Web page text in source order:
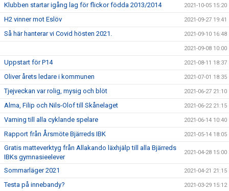
Klubben startar igång lag för flickor födda 2013/2014 2021-10-05 15:20
H2 vinner mot Eslöv 2021-09-27 19:41
Så här hanterar vi Covid hösten 2021. 2021-09-10 16:48
2021-09-08 10:00
Uppstart för P14 2021-08-11 18:37
Oliver årets ledare i kommunen 2021-07-01 18:35
Tjejveckan var rolig, mysig och blöt 2021-06-27 21:10
Alma, Filip och Nils-Olof till Skånelaget 2021-06-22 21:15
Varning till alla cyklande spelare 2021-06-14 10:40
Rapport från Årsmöte Bjärreds IBK 2021-05-14 18:05
Gratis matteverktyg från Allakando läxhjälp till alla Bjärreds
IBKs gymnasieelever
2021-04-28 15:00
Sommarläger 2021 2021-04-21 21:15
Testa på innebandy? 2021-03-29 15:12